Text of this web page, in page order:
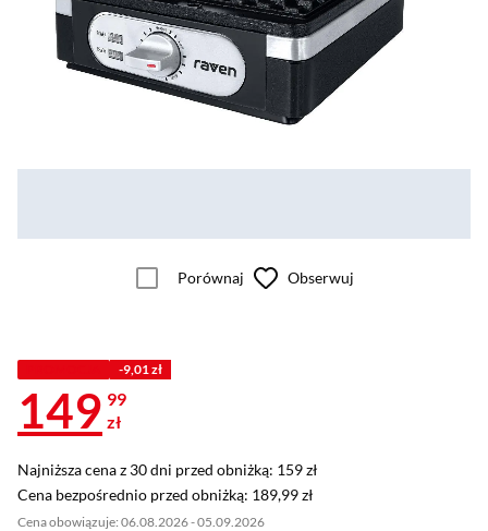
Porównaj Obserwuj
-9,01 zł
149 99
zł
Najniższa cena z 30 dni przed obniżką: 159 zł
Najniższa cena z 30 dni przed obniżką: 159 zł
Cena bezpośrednio przed obniżką: 189,99 zł
Cena bezpośrednio przed obniżką: 189,99 zł
Cena obowiązuje: 06.08.2026 - 05.09.2026